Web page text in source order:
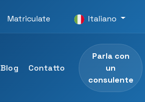
Matriculate Italiano
Blog Contatto
Parla con
un
consulente